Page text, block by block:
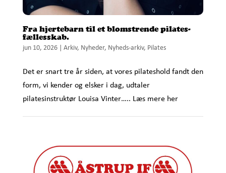
Fra hjertebarn til et blomstrende pilates-
fællesskab.
jun 10, 2026| Arkiv, Nyheder, Nyheds-arkiv, Pilates
Det er snart tre år siden, at vores pilateshold fandt den
form, vi kender og elsker i dag, udtaler
pilatesinstruktør Louisa Vinter….. Læs mere her